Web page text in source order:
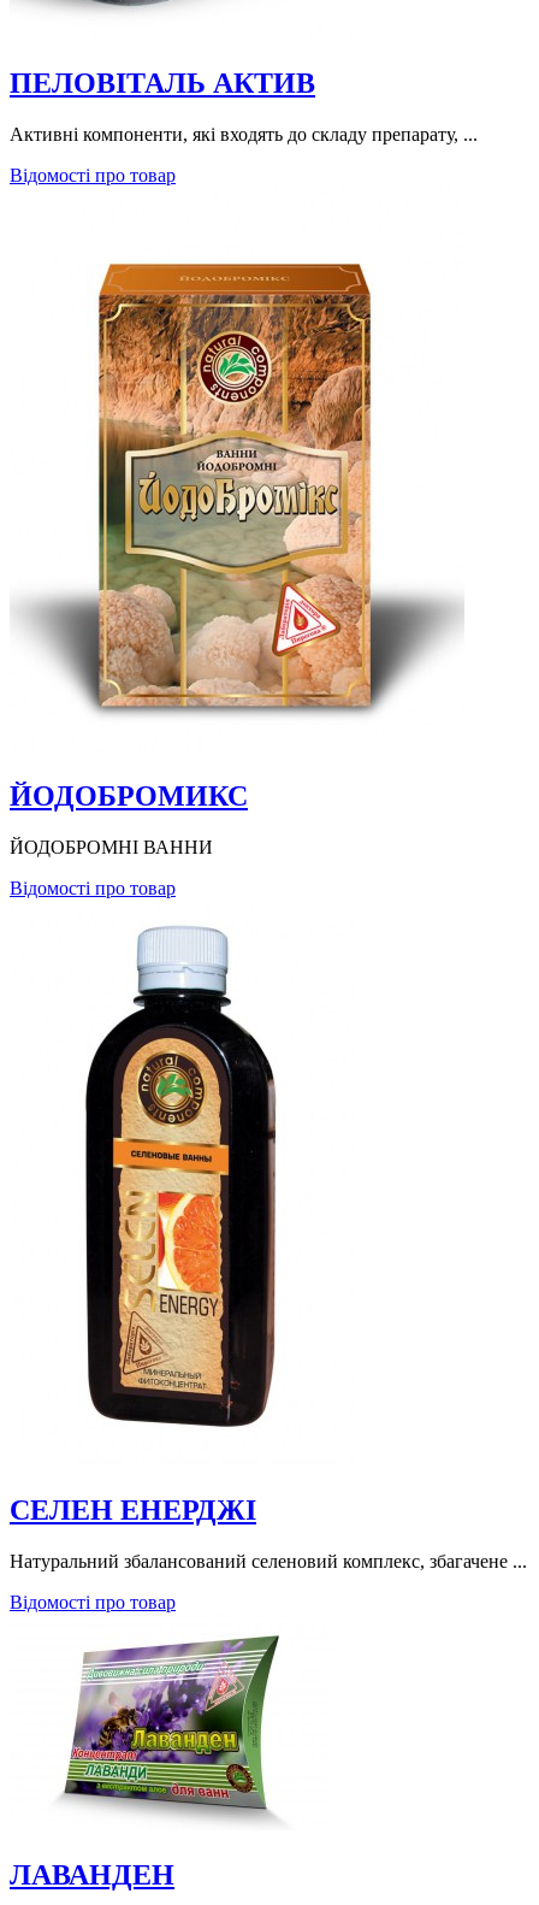
ПЕЛОВІТАЛЬ АКТИВ
Активні компоненти, які входять до складу препарату, ...
Відомості про товар
ЙОДОБРОМИКС
ЙОДОБРОМНІ ВАННИ
Відомості про товар
СЕЛЕН EНЕРДЖІ
Натуральний збалансований селеновий комплекс, збагачене ...
Відомості про товар
ЛАВАНДЕН